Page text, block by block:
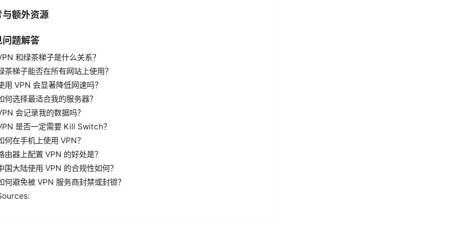
与额外资源
问题解答
和绿茶梯子是什么关系？
茶梯子能否在所有网站上使用？
用 VPN 会显著降低网速吗？
何选择最适合我的服务器？
会记录我的数据吗？
是否一定需要 Kill Switch？
何在手机上使用 VPN？
由器上配置 VPN 的好处是？
国大陆使用 VPN 的合规性如何？
何避免被 VPN 服务商封禁或封锁？